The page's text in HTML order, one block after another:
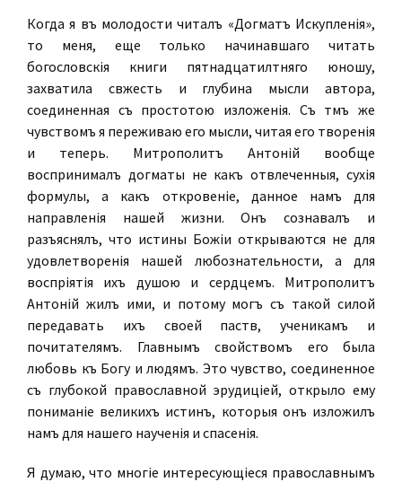
Когда я въ молодости читалъ «Догматъ Искупленія»,
то меня, еще только начинавшаго читать
богословскія книги пятнадцатилѣтняго юношу,
захватила свѣжесть и глубина мысли автора,
соединенная съ простотою изложенія. Съ тѣмъ же
чувствомъ я переживаю его мысли, читая его творенія
и теперь. Митрополитъ Антоній вообще
воспринималъ догматы не какъ отвлеченныя, сухія
формулы, а какъ откровеніе, данное намъ для
направленія нашей жизни. Онъ сознавалъ и
разъяснялъ, что истины Божіи открываются не для
удовлетворенія нашей любознательности, а для
воспріятія ихъ душою и сердцемъ. Митрополитъ
Антоній жилъ ими, и потому могъ съ такой силой
передавать ихъ своей паствѣ, ученикамъ и
почитателямъ. Главнымъ свойствомъ его была
любовь къ Богу и людямъ. Это чувство, соединенное
съ глубокой православной эрудиціей, открыло ему
пониманіе великихъ истинъ, которыя онъ изложилъ
намъ для нашего наученія и спасенія.
Я думаю, что многіе интересующіеся православнымъ